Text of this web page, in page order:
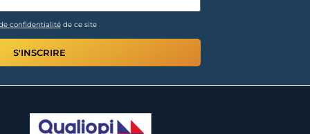
confidentialitéde ce site
S'INSCRIRE